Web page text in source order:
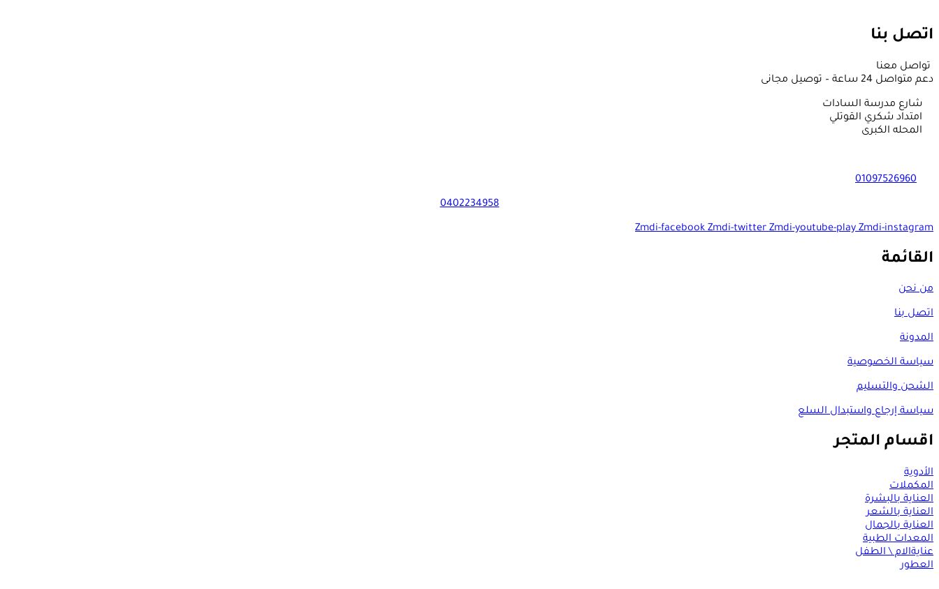
اتصل بنا
تواصل معنا
دعم متواصل 24 ساعة – توصيل مجانى
شارع مدرسة السادات
امتداد شكري القوتلي
المحله الكبرى
01097526960
0402234958
Zmdi-facebook Zmdi-twitter Zmdi-youtube-play Zmdi-instagram
القائمة
من نحن
اتصل بنا
المدونة
سياسة الخصوصية
الشحن والتسليم
سياسة إرجاع واستبدال السلع
اقسام المتجر
الأدوية
المكملات
العناية بالبشرة
العناية بالشعر
العناية بالجمال
المعدات الطبية
عنايةالام \ الطفل
العطور